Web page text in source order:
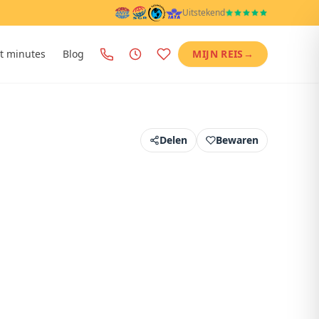
Uitstekend
minutes Blog MIJN REIS →
Delen Bewaren